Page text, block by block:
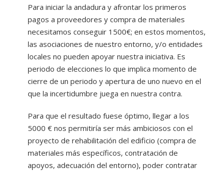
Para iniciar la andadura y afrontar los primeros
pagos a proveedores y compra de materiales
necesitamos conseguir 1500€; en estos momentos,
las asociaciones de nuestro entorno, y/o entidades
locales no pueden apoyar nuestra iniciativa. Es
periodo de elecciones lo que implica momento de
cierre de un periodo y apertura de uno nuevo en el
que la incertidumbre juega en nuestra contra.
Para que el resultado fuese óptimo, llegar a los
5000 € nos permitiría ser más ambiciosos con el
proyecto de rehabilitación del edificio (compra de
materiales más específicos, contratación de
apoyos, adecuación del entorno), poder contratar